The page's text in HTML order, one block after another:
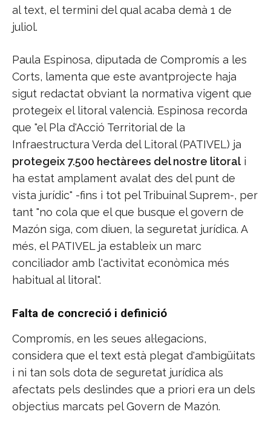
al text, el termini del qual acaba demà 1 de
juliol.
Paula Espinosa, diputada de Compromís a les
Corts, lamenta que este avantprojecte haja
sigut redactat obviant la normativa vigent que
protegeix el litoral valencià. Espinosa recorda
que "el Pla d'Acció Territorial de la
Infraestructura Verda del Litoral (PATIVEL) ja
protegeix 7.500 hectàrees del nostre litorali
ha estat amplament avalat des del punt de
vista jurídic" -fins i tot pel Tribuinal Suprem-, per
tant "no cola que el que busque el govern de
Mazón siga, com diuen, la seguretat jurídica. A
més, el PATIVEL ja estableix un marc
conciliador amb l'activitat econòmica més
habitual al litoral".
Falta de concreció i definició
Compromís, en les seues al·legacions,
considera que el text està plegat d'ambigüitats
i ni tan sols dota de seguretat jurídica als
afectats pels deslindes que a priori era un dels
objectius marcats pel Govern de Mazón.